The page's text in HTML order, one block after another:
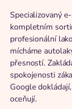
Specializovaný
kompletním
profesionální
mícháme
přesností.
spokojenosti
Google
oceňují.